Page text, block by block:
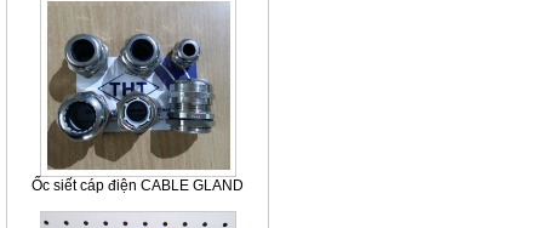
Ốc siết cáp điện CABLE GLAND